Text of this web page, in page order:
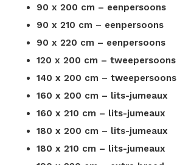
90 x 200 cm – eenpersoons
90 x 210 cm – eenpersoons
90 x 220 cm – eenpersoons
120 x 200 cm – tweepersoons
140 x 200 cm – tweepersoons
160 x 200 cm – lits-jumeaux
160 x 210 cm – lits-jumeaux
180 x 200 cm – lits-jumeaux
180 x 210 cm – lits-jumeaux